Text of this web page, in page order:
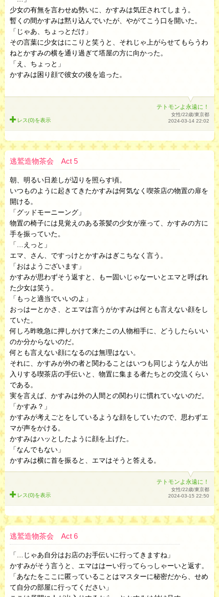
少女の有無を言わせぬ勢いに、かすみは気圧されてしまう。
暫くの間かすみは黙り込んでいたが、やがてこう口を開いた。
「じゃあ、ちょっとだけ」
その言葉に少女はにこりと笑うと、それじゃ上がらせてもらうわ
ねとかすみの横を通り過ぎて塔屋の方に向かった。
「え、ちょっと」
かすみは困り顔で彼女の後を追った。
テトモンよ永遠に！
女性/22歳/東京都
2024-03-14 22:02
レス(0)を表示
逃鷲造物茶会 Act 5
朝、明るい日差しが辺りを照らす頃。
いつものように起きてきたかすみは何気なく喫茶店の物置の扉を
開ける。
「グッドモーニーング」
物置の椅子には見覚えのある茶髪の少女が座って、かすみの方に
手を振っていた。
「…えっと」
エマ、さん、ですっけとかすみはぎこちなく言う。
「おはようございます」
かすみが思わずそう返すと、もー固いじゃなーいとエマと呼ばれ
た少女は笑う。
「もっと適当でいいのよ」
おっはーとかさ、とエマは言うがかすみは何とも言えない顔をし
ていた。
何しろ昨晩急に押しかけて来たこの人物相手に、どうしたらいい
のか分からないのだ。
何とも言えない顔になるのは無理はない。
それに、かすみが外の者と関わることはいつも同じような人が出
入りする喫茶店の手伝いと、物置に集まる者たちとの交流くらい
である。
実を言えば、かすみは外の人間との関わりに慣れていないのだ。
「かすみ？」
かすみが考えごとをしているような顔をしていたので、思わずエ
マが声をかける。
かすみはハッとしたように顔を上げた。
「なんでもない」
かすみは横に首を振ると、エマはそうと答える。
テトモンよ永遠に！
女性/22歳/東京都
2024-03-15 22:50
レス(0)を表示
逃鷲造物茶会 Act 6
「…じゃあ自分はお店のお手伝いに行ってきますね」
かすみがそう言うと、エマははーい行ってらっしゃーいと返す。
「あなたをここに匿っていることはマスターに秘密だから、せめ
て自分の部屋に行ってください」